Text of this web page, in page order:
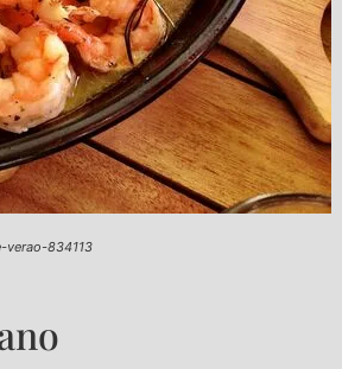
834113